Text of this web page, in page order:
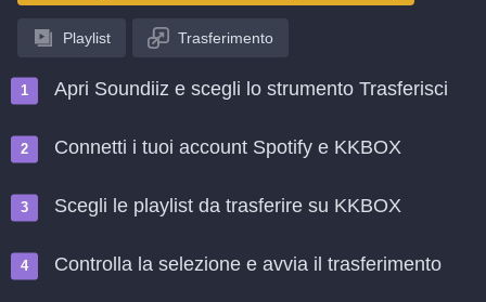
Playlist Trasferimento
Apri Soundiiz e scegli lo strumento Trasferisci
Connetti i tuoi account Spotify e KKBOX
Scegli le playlist da trasferire su KKBOX
Controlla la selezione e avvia il trasferimento